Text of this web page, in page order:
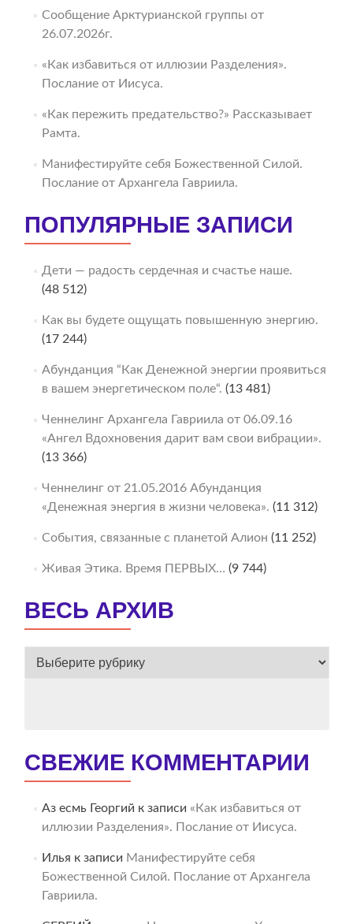
Сообщение Арктурианской группы от
26.07.2026г.
«Как избавиться от иллюзии Разделения».
Послание от Иисуса.
«Как пережить предательство?» Рассказывает
Рамта.
Манифестируйте себя Божественной Силой.
Послание от Архангела Гавриила.
ПОПУЛЯРНЫЕ ЗАПИСИ
Дети — радость сердечная и счастье наше.
(48 512)
Как вы будете ощущать повышенную энергию.
(17 244)
Абунданция “Как Денежной энергии проявиться
в вашем энергетическом поле“. (13 481)
Ченнелинг Архангела Гавриила от 06.09.16
«Ангел Вдохновения дарит вам свои вибрации».
(13 366)
Ченнелинг от 21.05.2016 Абунданция
«Денежная энергия в жизни человека». (11 312)
События, связанные с планетой Алион (11 252)
Живая Этика. Время ПЕРВЫХ… (9 744)
ВЕСЬ АРХИВ
ВЕСЬ
СВЕЖИЕ КОММЕНТАРИИ
Аз есмь Георгий к записи «Как избавиться от
иллюзии Разделения». Послание от Иисуса.
Илья к записи Манифестируйте себя
Божественной Силой. Послание от Архангела
Гавриила.